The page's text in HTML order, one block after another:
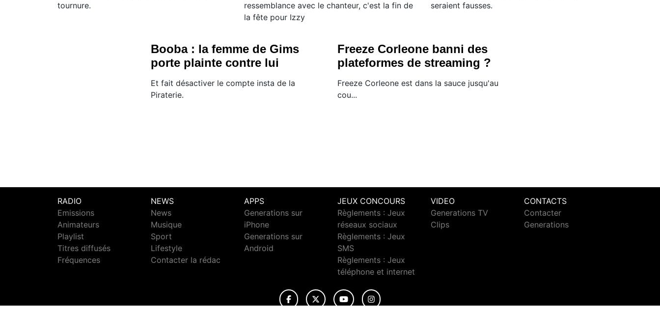
tournure.
ressemblance avec le chanteur, c'est la fin de
la fête pour Izzy
seraient fausses.
Booba : la femme de Gims
porte plainte contre lui
Et fait désactiver le compte insta de la
Piraterie.
Freeze Corleone banni des
plateformes de streaming ?
Freeze Corleone est dans la sauce jusqu'au
cou...
RADIO
Emissions
Animateurs
Playlist
Titres diffusés
Fréquences
NEWS
News
Musique
Sport
Lifestyle
Contacter la rédac
APPS
Generations sur
iPhone
Generations sur
Android
JEUX CONCOURS
Règlements : Jeux
réseaux sociaux
Règlements : Jeux
SMS
Règlements : Jeux
téléphone et internet
VIDEO
Generations TV
Clips
CONTACTS
Contacter
Generations